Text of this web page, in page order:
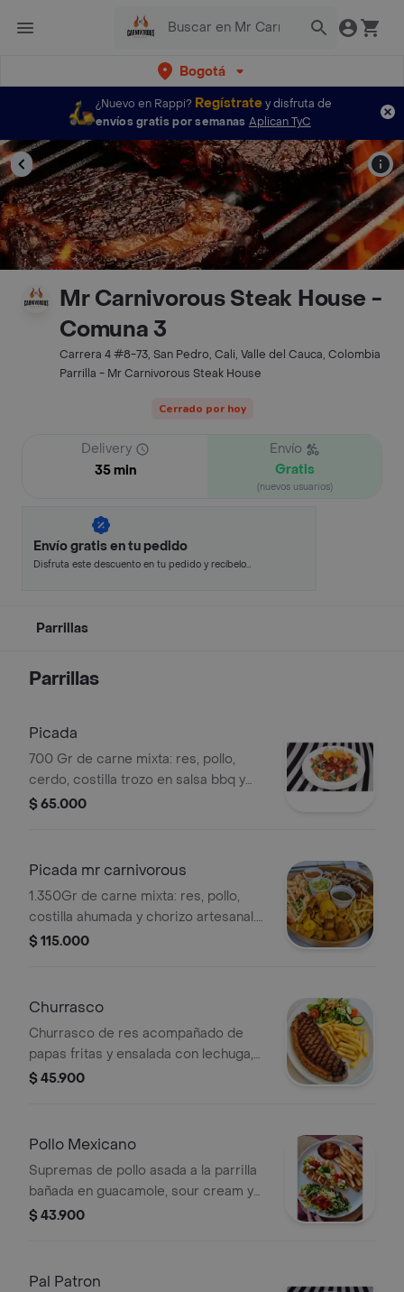
Bogotá
¿Nuevo en Rappi? Regístratey disfruta de
envíos gratis por semanas Aplican TyC
Mr Carnivorous Steak House -
Comuna 3
Carrera 4 #8-73, San Pedro, Cali, Valle del Cauca, Colombia
Parrilla - Mr Carnivorous Steak House
Cerrado por hoy
Delivery
35 min
Envío
Gratis
(nuevos usuarios)
Envío gratis en tu pedido
Disfruta este descuento en tu pedido y recíbelo
Parrillas
Parrillas
Picada
700 Gr de carne mixta: res, pollo,
cerdo, costilla trozo en salsa bbq y
chorizo en trozos, acompañado de
$ 65.000
Picada mr carnivorous
1.350Gr de carne mixta: res, pollo,
costilla ahumada y chorizo artesanal.
acompañamientos: moneditas de
francesa. se sirve con guacamole,
$ 115.000
Churrasco
Churrasco de res acompañado de
papas fritas y ensalada con lechuga,
tomate y pepino.
$ 45.900
Pollo Mexicano
Supremas de pollo asada a la parrilla
bañada en guacamole, sour cream y
pico de gallo, acompañada de papa.
$ 43.900
Pal Patron